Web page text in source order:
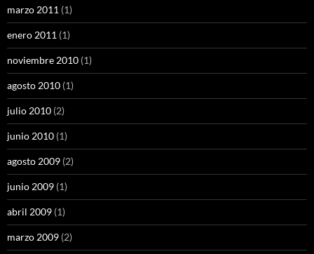
marzo 2011 (1)
enero 2011 (1)
noviembre 2010 (1)
agosto 2010 (1)
julio 2010 (2)
junio 2010 (1)
agosto 2009 (2)
junio 2009 (1)
abril 2009 (1)
marzo 2009 (2)